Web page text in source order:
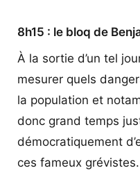
8h15 : le bloq de
À la sortie d’un tel
mesurer quels
la population et
donc grand temps
démocratiquement
ces fameux